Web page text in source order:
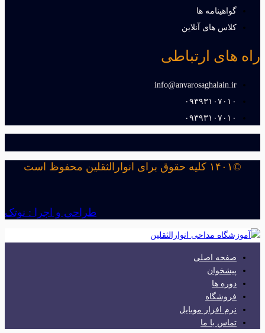
گواهینامه ها
کلاس های آنلاین
راه های ارتباطی
info@anvarosaghalain.ir​
۰۹۳۹۳۱۰۷۰۱۰​
۰۹۳۹۳۱۰۷۰۱۰​
©۱۴۰۱ کلیه حقوق برای انوارالثقلین محفوظ است
طراحی و اجرا : نوتک
صفحه اصلی
پیشخوان
دوره ها
فروشگاه
نرم افزار موبایل
تماس با ما